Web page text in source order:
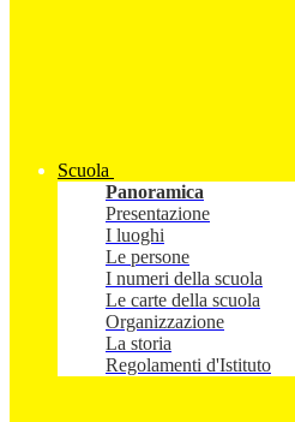
Scuola
Panoramica
Presentazione
I luoghi
Le persone
I numeri della scuola
Le carte della scuola
Organizzazione
La storia
Regolamenti d'Istituto